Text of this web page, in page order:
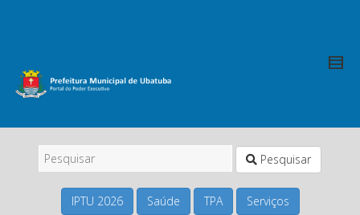
Pesquisar
IPTU 2026 Saúde TPA Serviços